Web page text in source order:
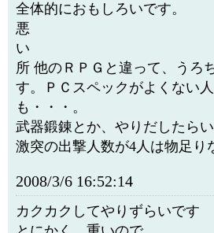
全体的におもしろいです。
悪
い
所 他のＲＰＧと違って、うろ
す。ＰＣスペックがよくない
も・・・。
武器鍛錬とか、やりだしたら
激突の出撃人数が4人は物足り
2008/3/6 16:52:14
カクカクしてやりずらいです